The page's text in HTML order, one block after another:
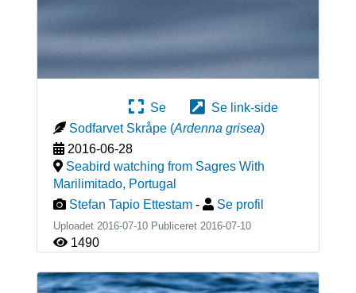
Se
Se link-side
Sodfarvet Skråpe (Ardenna grisea)
2016-06-28
Seabird watching from Sagres With
Marilimitado, Portugal
Stefan Tapio Ettestam - Se profil
Uploadet 2016-07-10 Publiceret 2016-07-10
1490